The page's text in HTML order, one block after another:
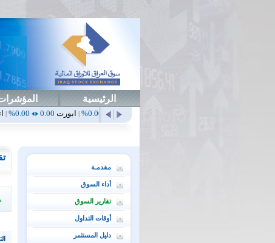
الرئيسية
ابورت 0.00%
|اتحاد0.00
0.00%
مقدمـة
أداء السوق
تقارير السوق
أوقات التداول
دليل المستثمر